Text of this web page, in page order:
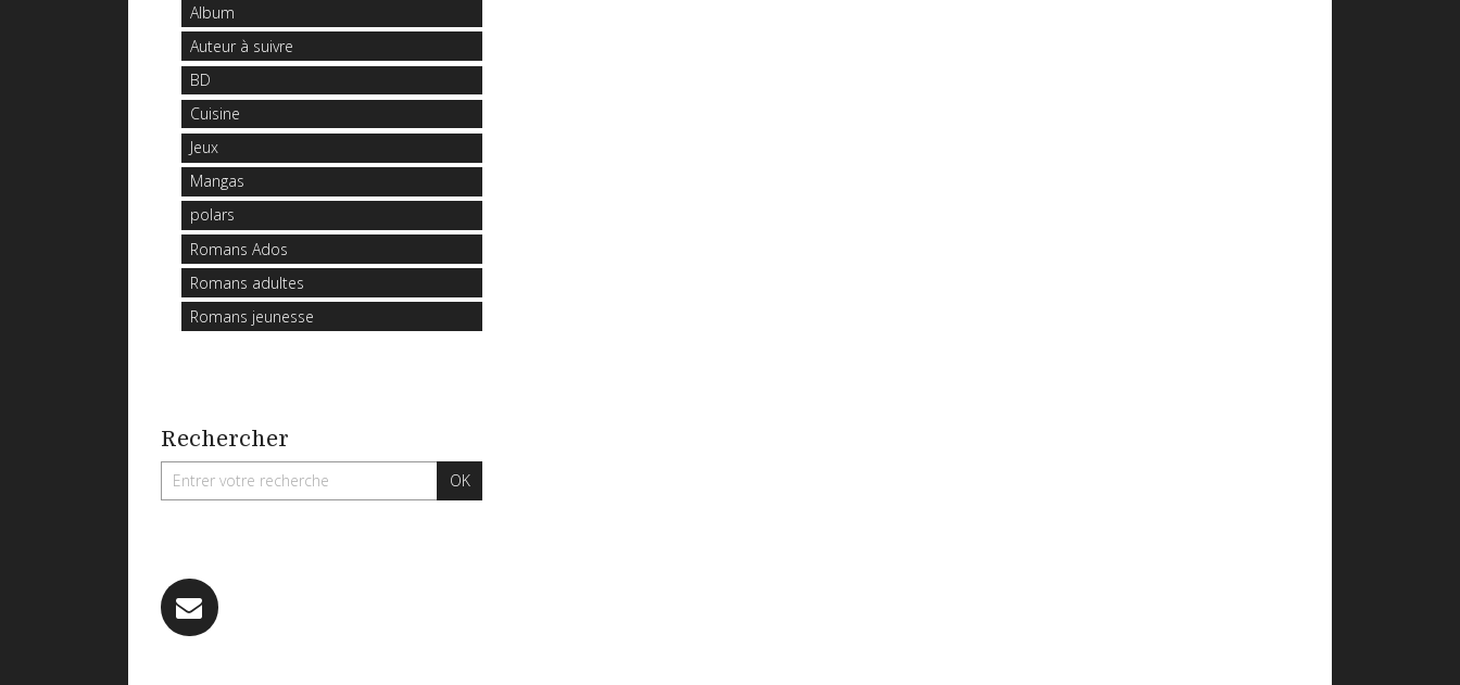
Album
Auteur à suivre
BD
Cuisine
Jeux
Mangas
polars
Romans Ados
Romans adultes
Romans jeunesse
Rechercher